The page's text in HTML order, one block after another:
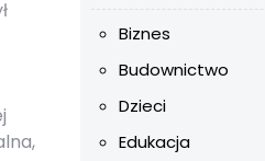
Biznes
Budownictwo
Dzieci
Edukacja